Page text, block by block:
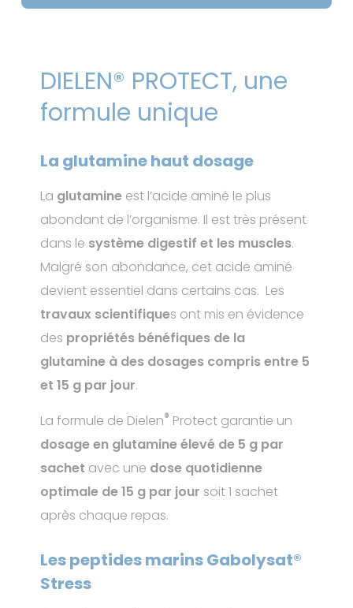
DIELEN® PROTECT, une
formule unique
La glutamine haut dosage
La glutamineest l’acide aminé le plus
abondant de l’organisme. Il est très présent
dans le système digestif et les muscles.
Malgré son abondance, cet acide aminé
devient essentiel dans certains cas. Les
travaux scientifiques ont mis en évidence
des propriétés bénéfiques de la
glutamine à des dosages compris entre 5
et 15 g par jour.
La formule de Dielen® Protect garantie un
dosage en glutamine élevé de 5 g par
sachet avec une dose quotidienne
optimale de 15 g par jour soit 1 sachet
après chaque repas.
Les peptides marins Gabolysat®
Stress